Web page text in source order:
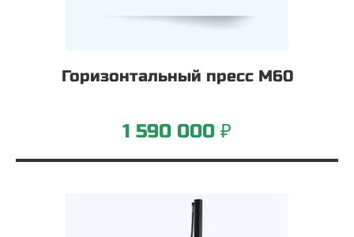
Горизонтальный пресс М60
1 590 000 ₽